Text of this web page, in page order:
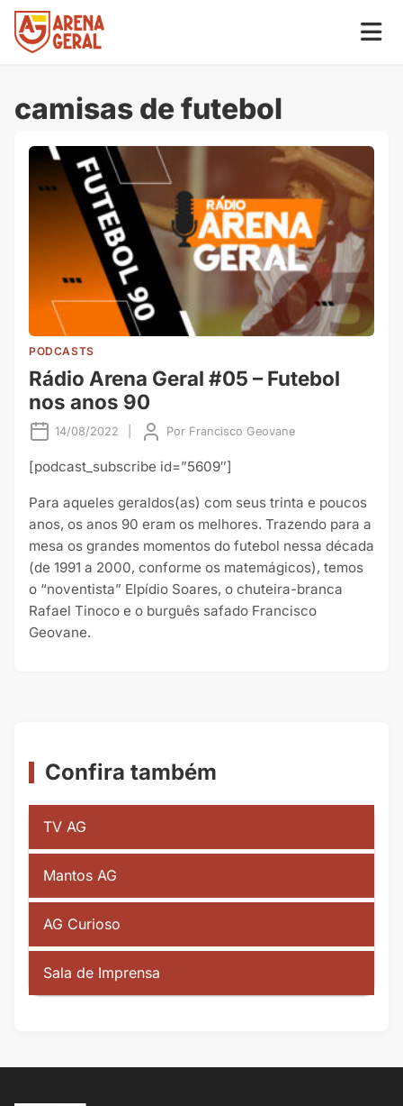
camisas de futebol
PODCASTS
Rádio Arena Geral #05 – Futebol
nos anos 90
14/08/2022 Por Francisco Geovane
[podcast_subscribe id=”5609″]
Para aqueles geraldos(as) com seus trinta e poucos
anos, os anos 90 eram os melhores. Trazendo para a
mesa os grandes momentos do futebol nessa década
(de 1991 a 2000, conforme os matemágicos), temos
o “noventista” Elpídio Soares, o chuteira-branca
Rafael Tinoco e o burguês safado Francisco
Geovane.
Confira também
TV AG
Mantos AG
AG Curioso
Sala de Imprensa